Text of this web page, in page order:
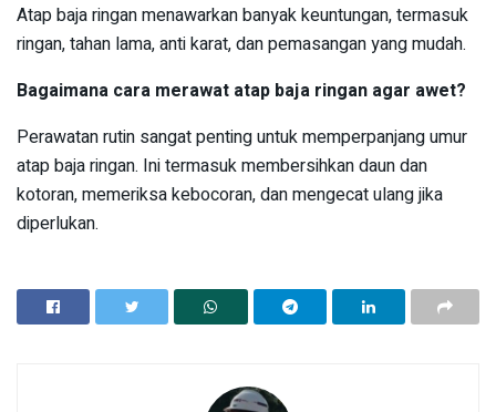
Atap baja ringan menawarkan banyak keuntungan, termasuk
ringan, tahan lama, anti karat, dan pemasangan yang mudah.
Bagaimana cara merawat atap baja ringan agar awet?
Perawatan rutin sangat penting untuk memperpanjang umur
atap baja ringan. Ini termasuk membersihkan daun dan
kotoran, memeriksa kebocoran, dan mengecat ulang jika
diperlukan.